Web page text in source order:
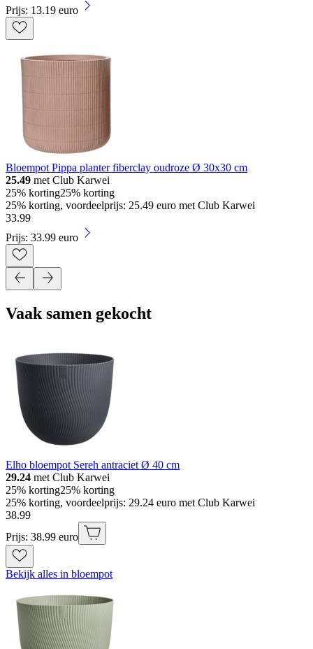
Prijs: 13.19 euro
Bloempot Pippa planter fiberclay oudroze Ø 30x30 cm
25.49 met Club Karwei
25% korting25% korting
25% korting, voordeelprijs: 25.49 euro met Club Karwei
33.99
Prijs: 33.99 euro
Vaak samen gekocht
Elho bloempot Sereh antraciet Ø 40 cm
29.24 met Club Karwei
25% korting25% korting
25% korting, voordeelprijs: 29.24 euro met Club Karwei
38.99
Prijs: 38.99 euro
Bekijk alles in bloempot